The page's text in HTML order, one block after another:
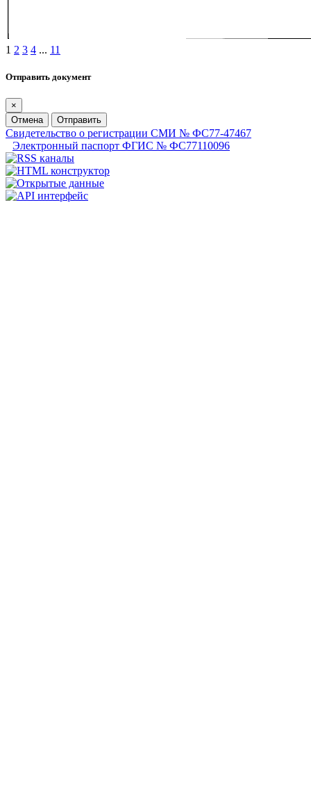
1 2 3 4 ... 11
Отправить документ
×
Отмена
Отправить
Свидетельство о регистрации СМИ № ФС77-47467
Электронный паспорт ФГИС № ФС77110096